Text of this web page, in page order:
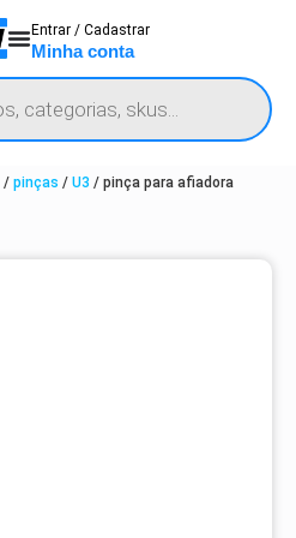
Entrar / Cadastrar
Minha conta
/ pinças / U3 / pinça para afiadora